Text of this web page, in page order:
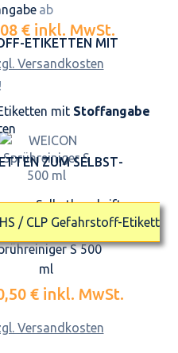
ETIKETTEN MIT
mit Stoffangabe
ZUM SELBST­
zum Selbstbeschriften
/ CLP Gefahrstoff-Etikett
ab
€ inkl. MwSt.
Versandkosten
WEICON
S 500
ml
€ inkl. MwSt.
Versandkosten